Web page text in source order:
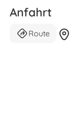
Anfahrt
Route